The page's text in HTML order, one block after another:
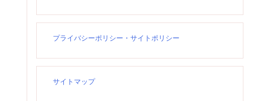
プライバシーポリシー・サイトポリシー
サイトマップ